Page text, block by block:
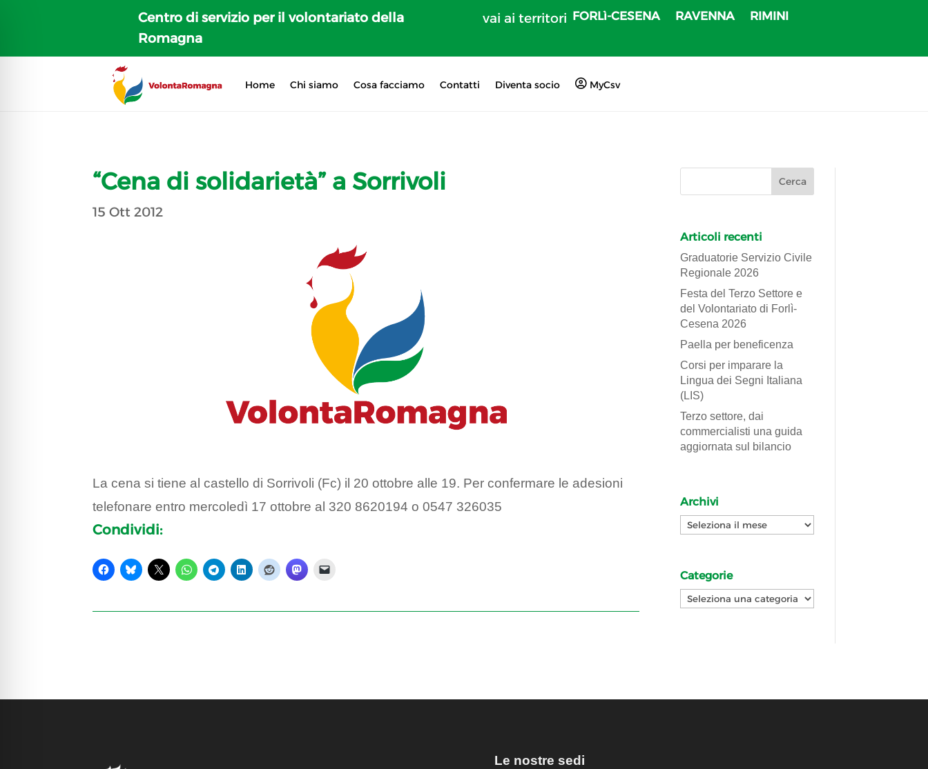
Centro di servizio per il volontariato della
Romagna
vai ai territori FORLì-CESENA RAVENNA RIMINI
Home Chi siamo Cosa facciamo Contatti Diventa socio MyCsv
“Cena di solidarietà” a Sorrivoli
15 Ott 2012
La cena si tiene al castello di Sorrivoli (Fc) il 20 ottobre alle 19. Per confermare le adesioni
telefonare entro mercoledì 17 ottobre al 320 8620194 o 0547 326035
Condividi:
Articoli recenti
Graduatorie Servizio Civile
Regionale 2026
Festa del Terzo Settore e
del Volontariato di Forlì-
Cesena 2026
Paella per beneficenza
Corsi per imparare la
Lingua dei Segni Italiana
(LIS)
Terzo settore, dai
commercialisti una guida
aggiornata sul bilancio
Archivi
Archivi
Categorie
Categorie
Le nostre sedi